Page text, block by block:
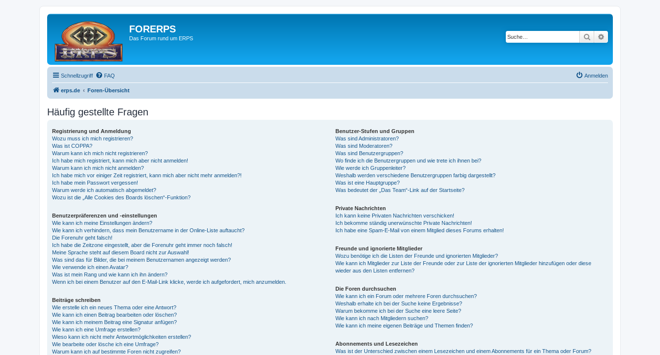
FORERPS
Das Forum rund um ERPS Suche
Schnellzugriff FAQ Anmelden
erps.de Foren-Übersicht
Häufig gestellte Fragen
Registrierung und Anmeldung
Wozu muss ich mich registrieren?
Was ist COPPA?
Warum kann ich mich nicht registrieren?
Ich habe mich registriert, kann mich aber nicht anmelden!
Warum kann ich mich nicht anmelden?
Ich habe mich vor einiger Zeit registriert, kann mich aber nicht mehr anmelden?!
Ich habe mein Passwort vergessen!
Warum werde ich automatisch abgemeldet?
Wozu ist die „Alle Cookies des Boards löschen“-Funktion?
Benutzerpräferenzen und -einstellungen
Wie kann ich meine Einstellungen ändern?
Wie kann ich verhindern, dass mein Benutzername in der Online-Liste auftaucht?
Die Forenuhr geht falsch!
Ich habe die Zeitzone eingestellt, aber die Forenuhr geht immer noch falsch!
Meine Sprache steht auf diesem Board nicht zur Auswahl!
Was sind das für Bilder, die bei meinem Benutzernamen angezeigt werden?
Wie verwende ich einen Avatar?
Was ist mein Rang und wie kann ich ihn ändern?
Wenn ich bei einem Benutzer auf den E-Mail-Link klicke, werde ich aufgefordert, mich anzumelden.
Beiträge schreiben
Wie erstelle ich ein neues Thema oder eine Antwort?
Wie kann ich einen Beitrag bearbeiten oder löschen?
Wie kann ich meinem Beitrag eine Signatur anfügen?
Wie kann ich eine Umfrage erstellen?
Wieso kann ich nicht mehr Antwortmöglichkeiten erstellen?
Wie bearbeite oder lösche ich eine Umfrage?
Warum kann ich auf bestimmte Foren nicht zugreifen?
Benutzer-Stufen und Gruppen
Was sind Administratoren?
Was sind Moderatoren?
Was sind Benutzergruppen?
Wo finde ich die Benutzergruppen und wie trete ich ihnen bei?
Wie werde ich Gruppenleiter?
Weshalb werden verschiedene Benutzergruppen farbig dargestellt?
Was ist eine Hauptgruppe?
Was bedeutet der „Das Team“-Link auf der Startseite?
Private Nachrichten
Ich kann keine Privaten Nachrichten verschicken!
Ich bekomme ständig unerwünschte Private Nachrichten!
Ich habe eine Spam-E-Mail von einem Mitglied dieses Forums erhalten!
Freunde und ignorierte Mitglieder
Wozu benötige ich die Listen der Freunde und ignorierten Mitglieder?
Wie kann ich Mitglieder zur Liste der Freunde oder zur Liste der ignorierten Mitglieder hinzufügen oder diese
wieder aus den Listen entfernen?
Die Foren durchsuchen
Wie kann ich ein Forum oder mehrere Foren durchsuchen?
Weshalb erhalte ich bei der Suche keine Ergebnisse?
Warum bekomme ich bei der Suche eine leere Seite?
Wie kann ich nach Mitgliedern suchen?
Wie kann ich meine eigenen Beiträge und Themen finden?
Abonnements und Lesezeichen
Was ist der Unterschied zwischen einem Lesezeichen und einem Abonnements für ein Thema oder Forum?